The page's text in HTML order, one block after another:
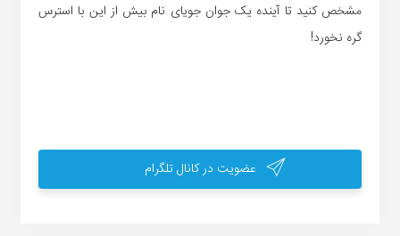
مشخص کنید تا آینده یک جوان جویای نام بیش از این با استرس
گره نخورد!
عضویت در کانال تلگرام